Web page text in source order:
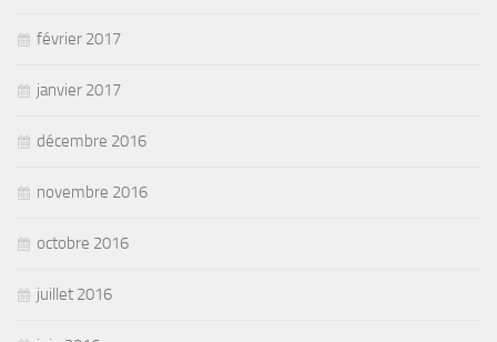
février 2017
janvier 2017
décembre 2016
novembre 2016
octobre 2016
juillet 2016